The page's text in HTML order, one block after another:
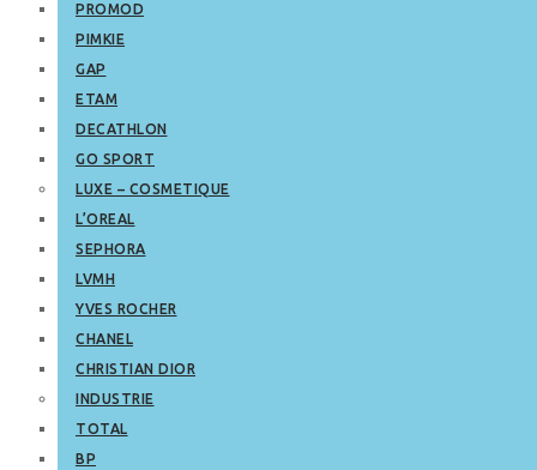
PROMOD
PIMKIE
GAP
ETAM
DECATHLON
GO SPORT
LUXE – COSMETIQUE
L’OREAL
SEPHORA
LVMH
YVES ROCHER
CHANEL
CHRISTIAN DIOR
INDUSTRIE
TOTAL
BP